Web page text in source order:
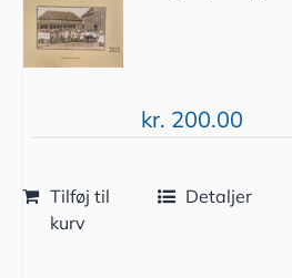
kr. 200.00
Tilføj til
kurv
Detaljer